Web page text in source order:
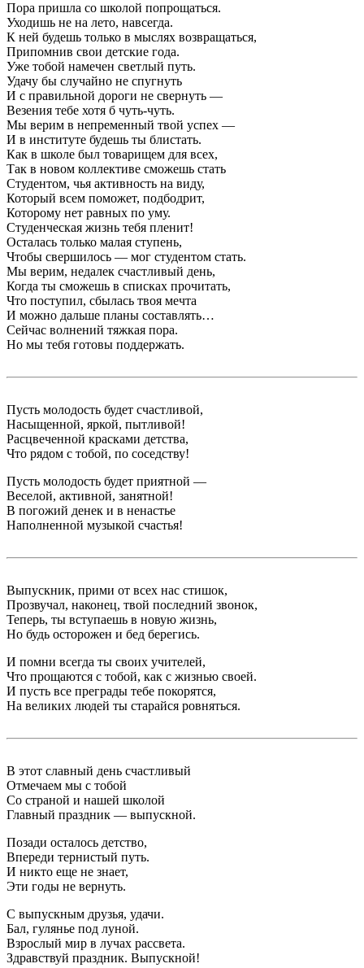
Пора пришла со школой попрощаться.
Уходишь не на лето, навсегда.
К ней будешь только в мыслях возвращаться,
Припомнив свои детские года.
Уже тобой намечен светлый путь.
Удачу бы случайно не спугнуть
И с правильной дороги не свернуть —
Везения тебе хотя б чуть-чуть.
Мы верим в непременный твой успех —
И в институте будешь ты блистать.
Как в школе был товарищем для всех,
Так в новом коллективе сможешь стать
Студентом, чья активность на виду,
Который всем поможет, подбодрит,
Которому нет равных по уму.
Студенческая жизнь тебя пленит!
Осталась только малая ступень,
Чтобы свершилось — мог студентом стать.
Мы верим, недалек счастливый день,
Когда ты сможешь в списках прочитать,
Что поступил, сбылась твоя мечта
И можно дальше планы составлять…
Сейчас волнений тяжкая пора.
Но мы тебя готовы поддержать.
Пусть молодость будет счастливой,
Насыщенной, яркой, пытливой!
Расцвеченной красками детства,
Что рядом с тобой, по соседству!
Пусть молодость будет приятной —
Веселой, активной, занятной!
В погожий денек и в ненастье
Наполненной музыкой счастья!
Выпускник, прими от всех нас стишок,
Прозвучал, наконец, твой последний звонок,
Теперь, ты вступаешь в новую жизнь,
Но будь осторожен и бед берегись.
И помни всегда ты своих учителей,
Что прощаются с тобой, как с жизнью своей.
И пусть все преграды тебе покорятся,
На великих людей ты старайся ровняться.
В этот славный день счастливый
Отмечаем мы с тобой
Со страной и нашей школой
Главный праздник — выпускной.
Позади осталось детство,
Впереди тернистый путь.
И никто еще не знает,
Эти годы не вернуть.
С выпускным друзья, удачи.
Бал, гулянье под луной.
Взрослый мир в лучах рассвета.
Здравствуй праздник. Выпускной!